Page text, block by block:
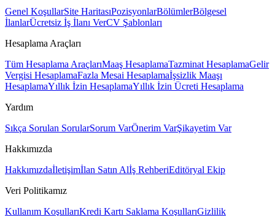
Genel KoşullarSite HaritasıPozisyonlarBölümlerBölgesel
İlanlarÜcretsiz İş İlanı VerCV Şablonları
Hesaplama Araçları
Tüm Hesaplama AraçlarıMaaş HesaplamaTazminat HesaplamaGelir
Vergisi HesaplamaFazla Mesai Hesaplamaİşsizlik Maaşı
HesaplamaYıllık İzin HesaplamaYıllık İzin Ücreti Hesaplama
Yardım
Sıkça Sorulan SorularSorum VarÖnerim VarŞikayetim Var
Hakkımızda
Hakkımızdaİletişimİlan Satın Alİş RehberiEditöryal Ekip
Veri Politikamız
Kullanım KoşullarıKredi Kartı Saklama KoşullarıGizlilik